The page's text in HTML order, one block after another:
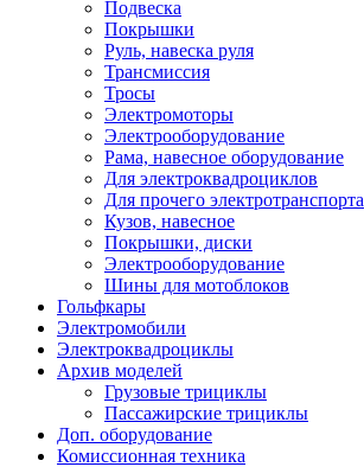
Подвеска
Покрышки
Руль, навеска руля
Трансмиссия
Тросы
Электромоторы
Электрооборудование
Рама, навесное оборудование
Для электроквадроциклов
Для прочего электротранспорта
Кузов, навесное
Покрышки, диски
Электрооборудование
Шины для мотоблоков
Гольфкары
Электромобили
Электроквадроциклы
Архив моделей
Грузовые трициклы
Пассажирские трициклы
Доп. оборудование
Комиссионная техника